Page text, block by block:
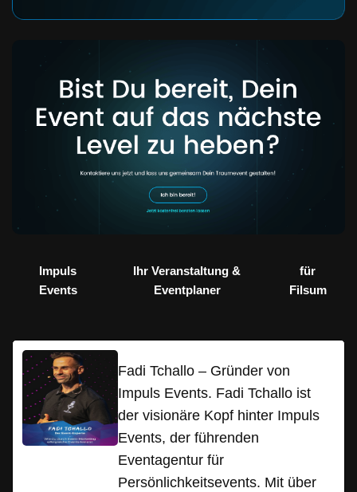
Impuls
Events
Ihr Veranstaltung &
Eventplaner
für
Filsum
Fadi Tchallo – Gründer von
Impuls Events. Fadi Tchallo ist
der visionäre Kopf hinter Impuls
Events, der führenden
Eventagentur für
Persönlichkeitsevents. Mit über